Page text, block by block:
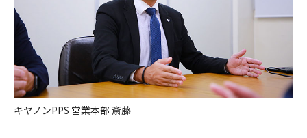
キヤノンPPS 営業本部 斎藤